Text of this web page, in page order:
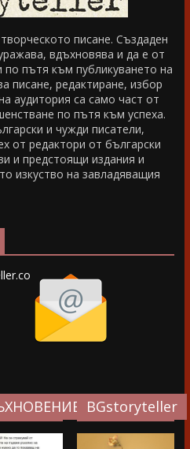
писане. Създаден
вдъхновява и да е от
по пътя към публикуването на
писане, редактиране, избор
аудитория са само част от
по пътя към успеха.
и чужди писатели,
от редактори от български
и предстоящи издания и
изкуство на завладяващия
BGstoryteller